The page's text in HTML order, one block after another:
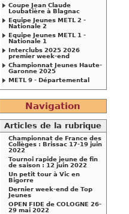
Coupe Jean Claude
Loubatière à Blagnac
Equipe Jeunes METL 2 -
Nationale 2
Equipe Jeunes METL 1 -
Nationale 1
Interclubs 2025 2026
premier week-end
Championnat Jeunes Haute-
Garonne 2025
METL 9 - Départemental
Navigation
Articles de la rubrique
Championnat de France des
Collèges : Brissac 17-19 juin
2022
Tournoi rapide jeune de fin
de saison : 12 juin 2022
Un petit tour à Vic en
Bigorre
Dernier week-end de Top
Jeunes
OPEN FIDE de COLOGNE 26-
29 mai 2022